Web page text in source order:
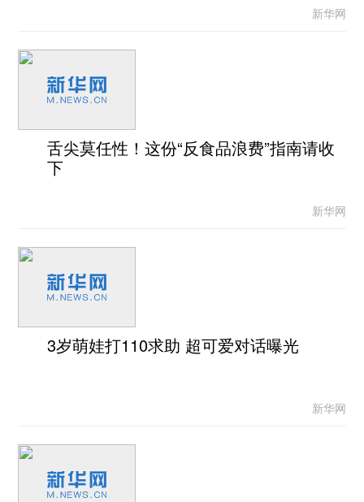
新华网
舌尖莫任性！这份“反食品浪费”指南请收
下
新华网
3岁萌娃打110求助 超可爱对话曝光
新华网